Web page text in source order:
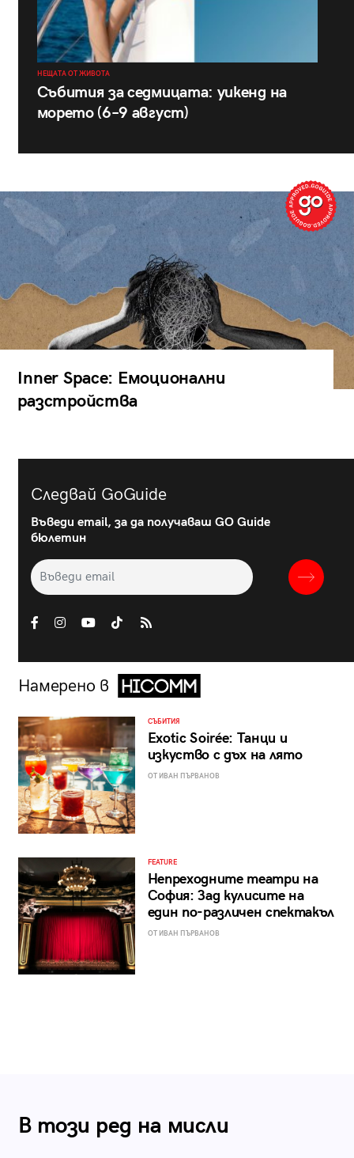
НЕЩАТА ОТ ЖИВОТА
Събития за седмицата: уикенд на
морето (6–9 август)
Inner Space: Емоционални
разстройства
Следвай GoGuide
Въведи email, за да получаваш GO Guide
бюлетин
Намерено в
СЪБИТИЯ
Exotic Soirée: Танци и
изкуство с дъх на лято
ОТ ИВАН ПЪРВАНОВ
FEATURE
Непреходните театри на
София: Зад кулисите на
един по-различен спектакъл
ОТ ИВАН ПЪРВАНОВ
В този ред на мисли